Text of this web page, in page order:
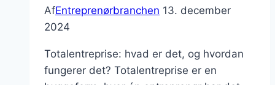
AfEntreprenørbranchen 13. december
2024
Totalentreprise: hvad er det, og hvordan
fungerer det? Totalentreprise er en